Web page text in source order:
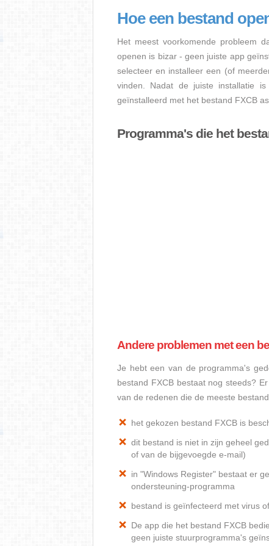
Hoe een bestand
Het meest voorkomende probleem
openen is bizar - geen juiste app
selecteer en installeer een (of
vinden. Nadat de juiste installatie
geïnstalleerd met het bestand FXCB
Programma's die het
Andere problemen met een
Je hebt een van de programma's
bestand FXCB bestaat nog steeds?
van de redenen die de meeste
het gekozen bestand FXCB is
dit bestand is niet in zijn geheel
of van de bijgevoegde e-mail)
in "Windows Register" bestaat er
ondersteuning-programma
bestand is geïnfecteerd met virus
De app die het bestand FXCB
geen juiste stuurprogramma's